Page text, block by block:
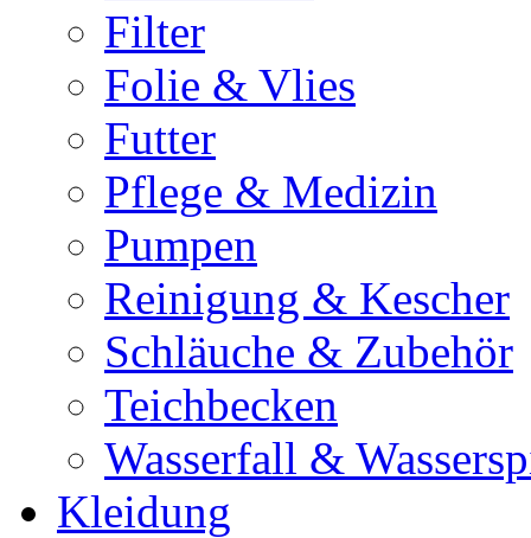
Filter
Folie & Vlies
Futter
Pflege & Medizin
Pumpen
Reinigung & Kescher
Schläuche & Zubehör
Teichbecken
Wasserfall &
Kleidung